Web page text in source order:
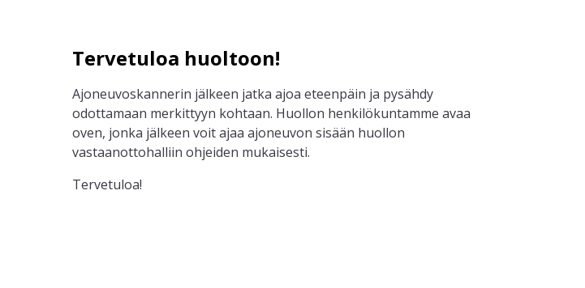
Tervetuloa huoltoon!
Ajoneuvoskannerin jälkeen jatka ajoa eteenpäin ja pysähdy
odottamaan merkittyyn kohtaan. Huollon henkilökuntamme avaa
oven, jonka jälkeen voit ajaa ajoneuvon sisään huollon
vastaanottohalliin ohjeiden mukaisesti.
Tervetuloa!